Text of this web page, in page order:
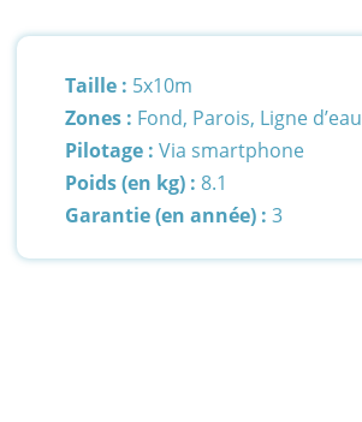
Taille : 5x10m
Zones : Fond, Parois, Ligne d’eau
Pilotage : Via smartphone
Poids (en kg) : 8.1
Garantie (en année) : 3